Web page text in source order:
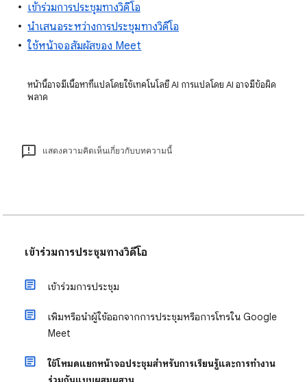
เข้าร่วมการประชุมทางวิดีโอ
นำเสนอระหว่างการประชุมทางวิดีโอ
ใช้หน้าจอสัมผัสของ Meet
หน้านี้อาจมีเนื้อหาที่แปลโดยใช้เทคโนโลยี AI การแปลโดย AI อาจมีข้อผิด
พลาด
แสดงความคิดเห็นเกี่ยวกับบทความนี้
เข้าร่วมการประชุมทางวิดีโอ
เข้าร่วมการประชุม
เพิ่มหรือนำผู้ใช้ออกจากการประชุมหรือการโทรใน Google
Meet
ใช้โหมดแยกหน้าจอประชุมสำหรับการเรียนรู้และการทำงาน